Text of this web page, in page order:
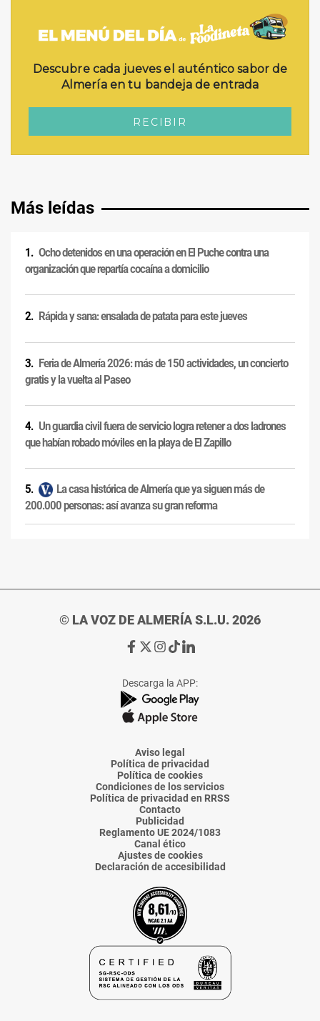
Más leídas
Ocho detenidos en una operación en El Puche contra una
organización que repartía cocaína a domicilio
Rápida y sana: ensalada de patata para este jueves
Feria de Almería 2026: más de 150 actividades, un concierto
gratis y la vuelta al Paseo
Un guardia civil fuera de servicio logra retener a dos ladrones
que habían robado móviles en la playa de El Zapillo
La casa histórica de Almería que ya siguen más de
200.000 personas: así avanza su gran reforma
© LA VOZ DE ALMERÍA S.L.U. 2026
Ir
de
La
Voz
Almería
Ir
de
La
Voz
Almería
Ir
de
La
Voz
Almería
Ir
de
La
Voz
Almería
Ir
de
La
Voz
Descarga la APP:
Aviso legal
Política de privacidad
Política de cookies
Condiciones de los servicios
Política de privacidad en RRSS
Contacto
Publicidad
Reglamento UE 2024/1083
Canal ético
Ajustes de cookies
Declaración de accesibilidad